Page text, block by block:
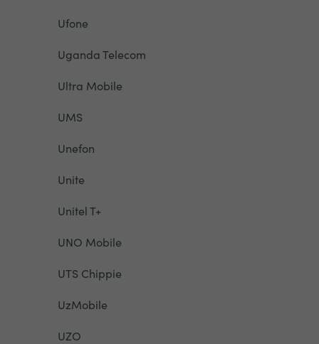
Ufone
Uganda Telecom
Ultra Mobile
UMS
Unefon
Unite
Unitel T+
UNO Mobile
UTS Chippie
UzMobile
UZO